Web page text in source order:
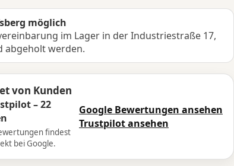
möglich
im Lager in der Industriestraße 17,
abgeholt werden.
von Kunden
– 22
findest
bei Google.
Google Bewertungen ansehen
Trustpilot ansehen